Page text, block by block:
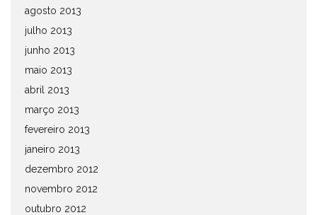
agosto 2013
julho 2013
junho 2013
maio 2013
abril 2013
março 2013
fevereiro 2013
janeiro 2013
dezembro 2012
novembro 2012
outubro 2012